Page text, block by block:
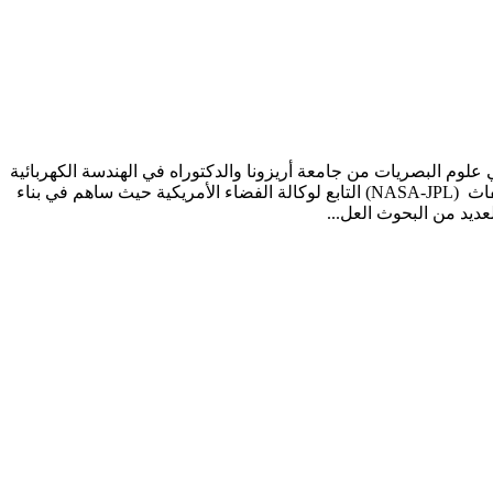
على الماجستير في علوم البصريات من جامعة أريزونا والدكتوراه في الهندسة الكهربائية
من جامعة نيومكسيكو في الولايات المتحدة. عمل في مجال البصريات مع العديد من الشركات والمؤسسات من ضمنها مركز الدفع النفاث (NASA-JPL) التابع لوكالة الفضاء الأمريكية حيث ساهم في بناء
من البحوث العل...